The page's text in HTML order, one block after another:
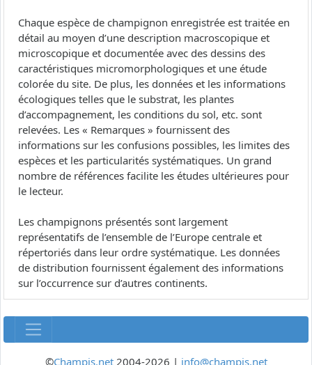
Chaque espèce de champignon enregistrée est traitée en
détail au moyen d’une description macroscopique et
microscopique et documentée avec des dessins des
caractéristiques micromorphologiques et une étude
colorée du site. De plus, les données et les informations
écologiques telles que le substrat, les plantes
d’accompagnement, les conditions du sol, etc. sont
relevées. Les « Remarques » fournissent des
informations sur les confusions possibles, les limites des
espèces et les particularités systématiques. Un grand
nombre de références facilite les études ultérieures pour
le lecteur.
Les champignons présentés sont largement
représentatifs de l’ensemble de l’Europe centrale et
répertoriés dans leur ordre systématique. Les données
de distribution fournissent également des informations
sur l’occurrence sur d’autres continents.
©Champis.net2004-2026 | info@champis.net